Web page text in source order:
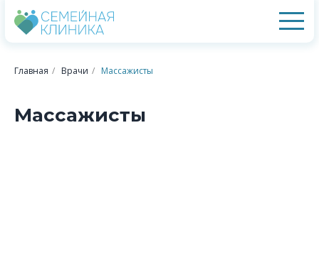
Главная / Врачи / Массажисты
Массажисты